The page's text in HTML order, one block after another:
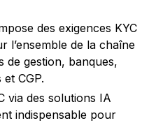
des exigences KYC
l’ensemble de la chaîne
de gestion, banques,
CGP.
via des solutions IA
indispensable pour